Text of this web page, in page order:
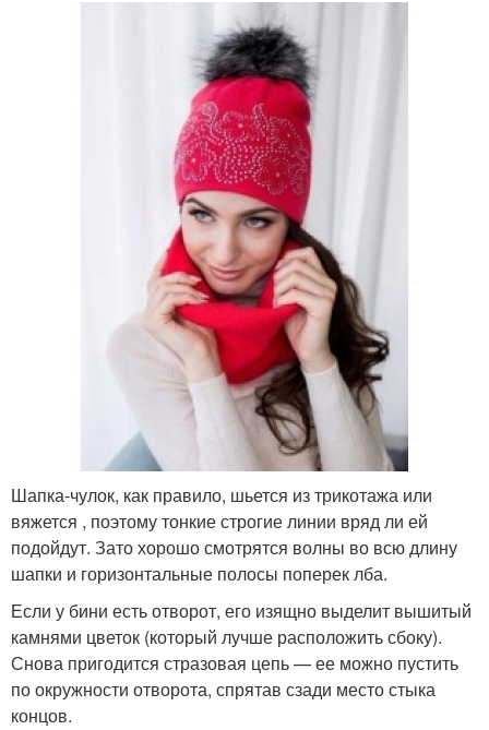
Шапка-чулок, как правило, шьется из трикотажа или
вяжется , поэтому тонкие строгие линии вряд ли ей
подойдут. Зато хорошо смотрятся волны во всю длину
шапки и горизонтальные полосы поперек лба.
Если у бини есть отворот, его изящно выделит вышитый
камнями цветок (который лучше расположить сбоку).
Снова пригодится стразовая цепь — ее можно пустить
по окружности отворота, спрятав сзади место стыка
концов.